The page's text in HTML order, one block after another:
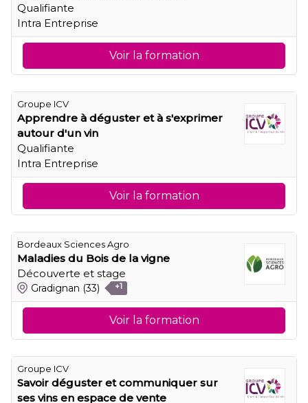
Qualifiante
Intra Entreprise
Voir la formation
Groupe ICV
Apprendre à déguster et à s'exprimer
autour d'un vin
Qualifiante
Intra Entreprise
Voir la formation
Bordeaux Sciences Agro
Maladies du Bois de la vigne
Découverte et stage
Gradignan (33) +1
Voir la formation
Groupe ICV
Savoir déguster et communiquer sur
ses vins en espace de vente